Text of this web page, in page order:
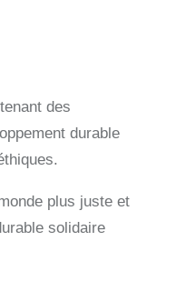
des
durable
plus juste et
solidaire